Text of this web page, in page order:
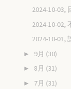
2024-10-
2024-10-
2024-10-01,
► 9月 (30)
► 8月 (31)
► 7月 (31)